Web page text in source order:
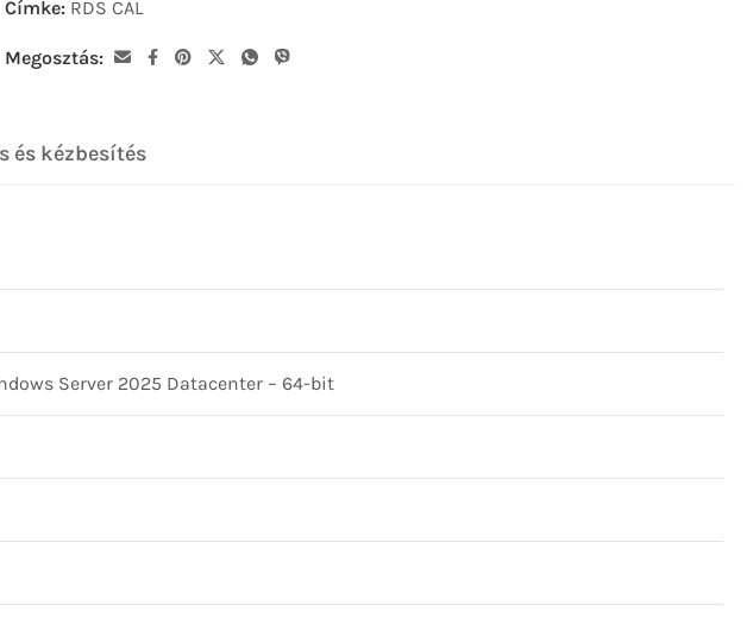
Címke: RDS CAL
Megosztás:
és kézbesítés
Server 2025 Datacenter – 64-bit